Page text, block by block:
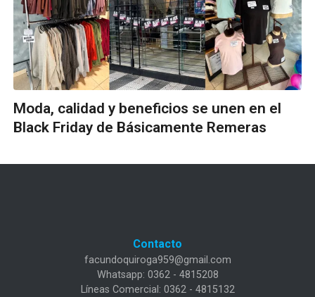
Moda, calidad y beneficios se unen en el
Black Friday de Básicamente Remeras
Contacto
facundoquiroga959@gmail.com
Whatsapp: 0362 - 4815208
Líneas Comercial: 0362 - 4815132